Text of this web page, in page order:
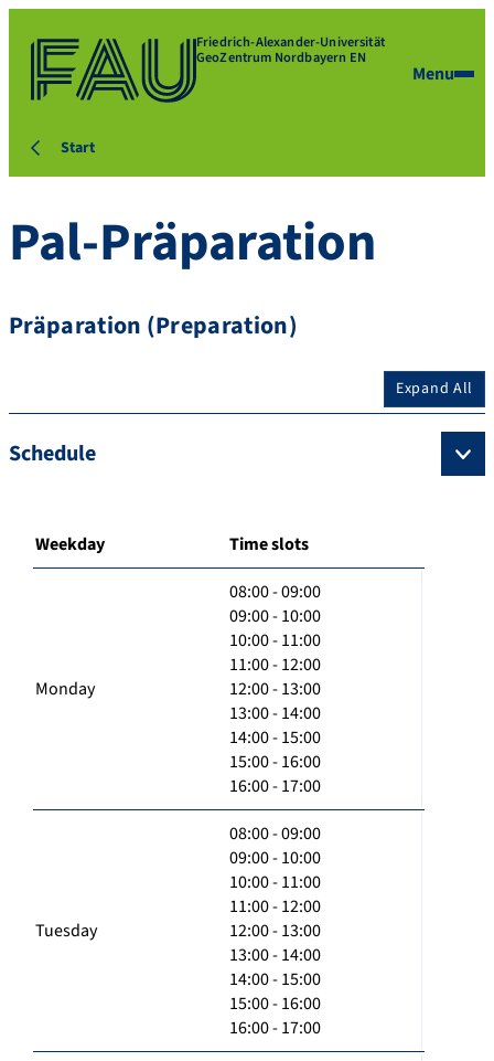
Friedrich-Alexander-Universität
GeoZentrum Nordbayern EN
Menu
Start
Pal-Präparation
Präparation (Preparation)
Expand All
Schedule
Weekday Time slots
Monday
08:00 - 09:00
09:00 - 10:00
10:00 - 11:00
11:00 - 12:00
12:00 - 13:00
13:00 - 14:00
14:00 - 15:00
15:00 - 16:00
16:00 - 17:00
Tuesday
08:00 - 09:00
09:00 - 10:00
10:00 - 11:00
11:00 - 12:00
12:00 - 13:00
13:00 - 14:00
14:00 - 15:00
15:00 - 16:00
16:00 - 17:00